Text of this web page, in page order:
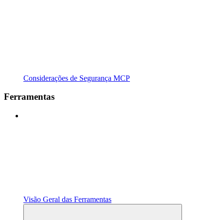
Considerações de Segurança MCP
Ferramentas
Visão Geral das Ferramentas